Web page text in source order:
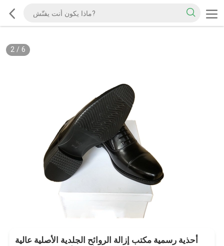
2/ 6
أحذية رسمية مكتب إزالة الروائح الجلدية الأصلية عالية